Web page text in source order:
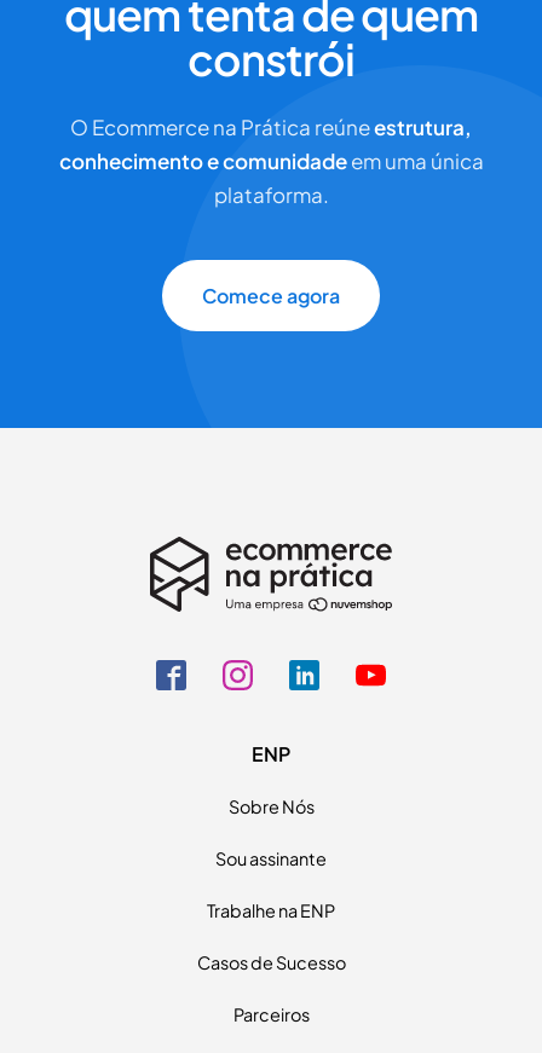
quem tenta de quem
constrói
O Ecommerce na Prática reúneestrutura,
conhecimento e comunidadeem uma única
plataforma.
Comece agora
Comece sua jornada
Continuar →
ENP
Sobre Nós
Sou assinante
Trabalhe na ENP
Casos de Sucesso
Parceiros